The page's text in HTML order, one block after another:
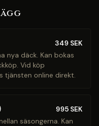
349 SEK
nya däck. Kan bokas
Vid köp
tjänsten online direkt.
995 SEK
säsongerna. Kan